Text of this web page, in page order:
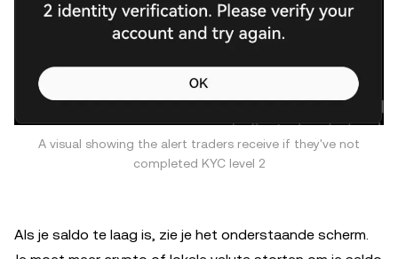
A visual showing the alert traders receive if they've not
completed KYC level 2
Als je saldo te laag is, zie je het onderstaande scherm.